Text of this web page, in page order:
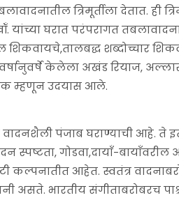
त्रिमूर्तीला देतात. ही
यांच्या घरात परंपरागत
शिकवायचे,तालबद्ध शब्दोच्चार
केलेला अखंड रियाज,
म्हणून उदयास आले.
पंजाब घराण्याची आहे. ते
स्पष्टता, गोडवा,दायाँ-
कल्पनातीत आहेत. स्वतंत्र
असते. भारतीय संगीताबरोबरच